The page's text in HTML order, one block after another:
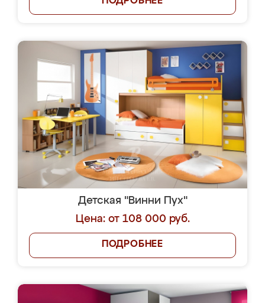
Детская "Винни Пух"
Цена: от 108 000 руб.
ПОДРОБНЕЕ